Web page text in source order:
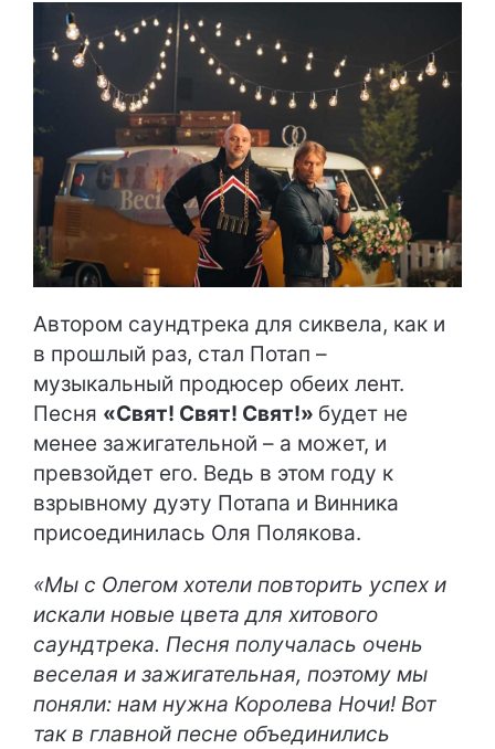
Автором саундтрека для сиквела, как и
в прошлый раз, стал Потап –
музыкальный продюсер обеих лент.
Песня «Свят! Свят! Свят!» будет не
менее зажигательной – а может, и
превзойдет его. Ведь в этом году к
взрывному дуэту Потапа и Винника
присоединилась Оля Полякова.
«Мы с Олегом хотели повторить успех и
искали новые цвета для хитового
саундтрека. Песня получалась очень
веселая и зажигательная, поэтому мы
поняли: нам нужна Королева Ночи! Вот
так в главной песне объединились